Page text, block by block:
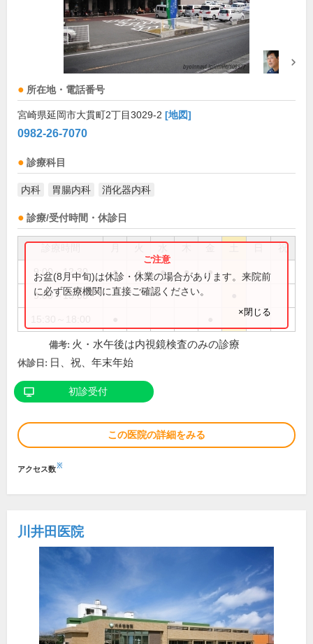
所在地・電話番号
宮崎県延岡市大貫町2丁目3029-2 [地図]
0982-26-7070
診療科目
内科 胃腸内科 消化器内科
診療/受付時間・休診日
祝
9:00～12:30 ● ● ● ● ●
9:00～13:00
お盆(8月中旬)は休診・休業の場合があります。来院前
に必ず医療機関に直接ご確認ください。
×閉じる
備考: 火・水午後は内視鏡検査のみの診療
休診日: 日、祝、年末年始
初診受付
この医院の詳細をみる
アクセス数※
川井田医院